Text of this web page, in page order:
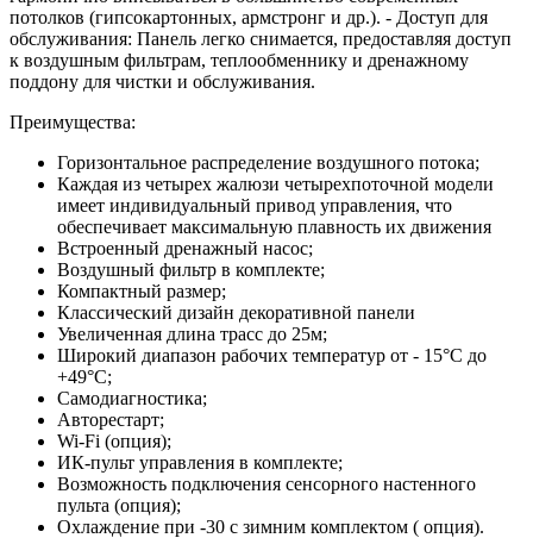
потолков (гипсокартонных, армстронг и др.). - Доступ для
обслуживания: Панель легко снимается, предоставляя доступ
к воздушным фильтрам, теплообменнику и дренажному
поддону для чистки и обслуживания.
Преимущества:
Горизонтальное распределение воздушного потока;
Каждая из четырех жалюзи четырехпоточной модели
имеет индивидуальный привод управления, что
обеспечивает максимальную плавность их движения
Встроенный дренажный насос;
Воздушный фильтр в комплекте;
Компактный размер;
Классический дизайн декоративной панели
Увеличенная длина трасс до 25м;
Широкий диапазон рабочих температур от - 15°С до
+49°С;
Самодиагностика;
Авторестарт;
Wi-Fi (опция);
ИК-пульт управления в комплекте;
Возможность подключения сенсорного настенного
пульта (опция);
Охлаждение при -30 с зимним комплектом ( опция).